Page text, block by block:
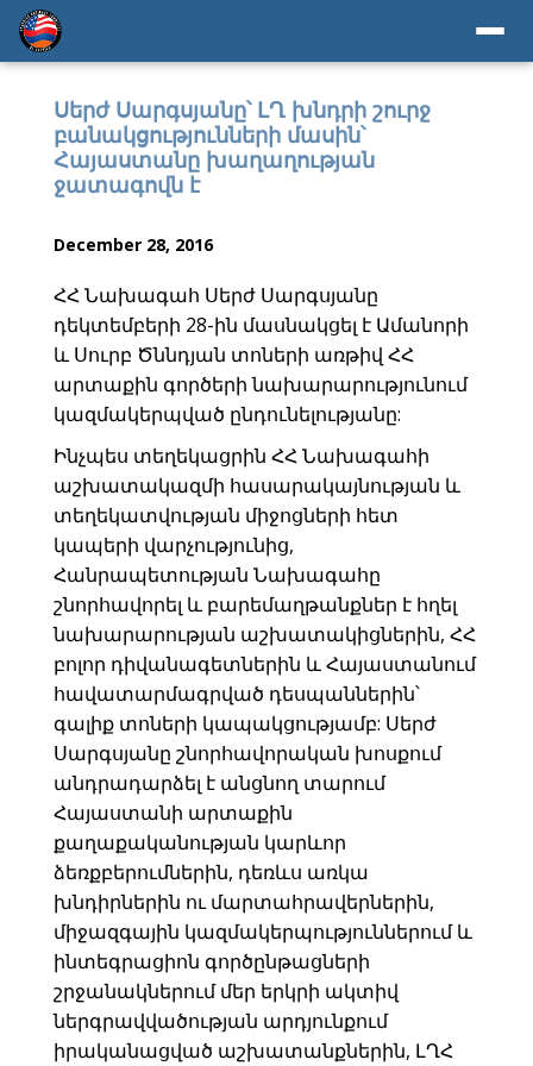
Սերժ Սարգսյանը՝ ԼՂ խնդրի շուրջ
բանակցությունների մասին՝
Հայաստանը խաղաղության
ջատագովն է
December 28, 2016
ՀՀ Նախագահ Սերժ Սարգսյանը
դեկտեմբերի 28-ին մասնակցել է Ամանորի
և Սուրբ Ծննդյան տոների առթիվ ՀՀ
արտաքին գործերի նախարարությունում
կազմակերպված ընդունելությանը:
Ինչպես տեղեկացրին ՀՀ Նախագահի
աշխատակազմի հասարակայնության և
տեղեկատվության միջոցների հետ
կապերի վարչությունից,
Հանրապետության Նախագահը
շնորհավորել և բարեմաղթանքներ է հղել
նախարարության աշխատակիցներին, ՀՀ
բոլոր դիվանագետներին և Հայաստանում
հավատարմագրված դեսպաններին՝
գալիք տոների կապակցությամբ: Սերժ
Սարգսյանը շնորհավորական խոսքում
անդրադարձել է անցնող տարում
Հայաստանի արտաքին
քաղաքականության կարևոր
ձեռքբերումներին, դեռևս առկա
խնդիրներին ու մարտահրավերներին,
միջազգային կազմակերպություններում և
ինտեգրացիոն գործընթացների
շրջանակներում մեր երկրի ակտիվ
ներգրավվածության արդյունքում
իրականացված աշխատանքներին, ԼՂՀ